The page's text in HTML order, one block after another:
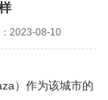
2023-08-10
）作为该城市的